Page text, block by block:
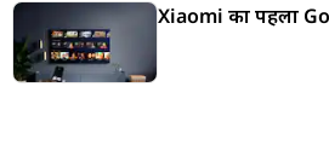
Xiaomi का पहला